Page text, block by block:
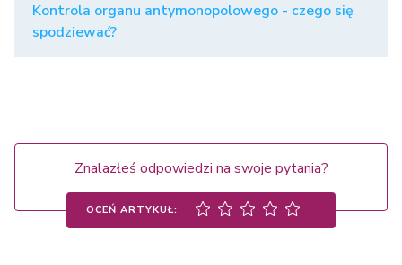
Kontrola organu antymonopolowego - czego się
spodziewać?
Znalazłeś odpowiedzi na swoje pytania?
OCEŃ ARTYKUŁ: